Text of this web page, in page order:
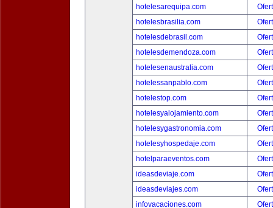
hotelesarequipa.com
hotelesbrasilia.com
hotelesdebrasil.com
hotelesdemendoza.com
hotelesenaustralia.com
hotelessanpablo.com
hotelestop.com
hotelesyalojamiento.com
hotelesygastronomia.com
hotelesyhospedaje.com
hotelparaeventos.com
ideasdeviaje.com
ideasdeviajes.com
infovacaciones.com